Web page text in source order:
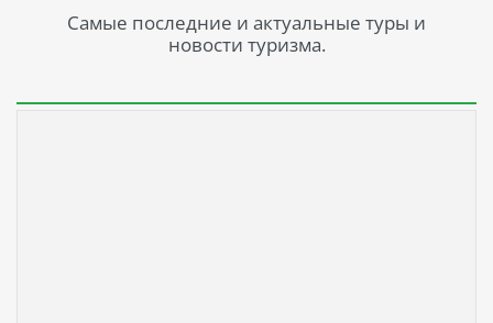
Самые последние и актуальные туры и
новости туризма.